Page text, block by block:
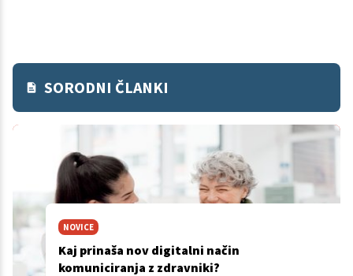
SORODNI ČLANKI
NOVICE
Kaj prinaša nov digitalni način
komuniciranja z zdravniki?